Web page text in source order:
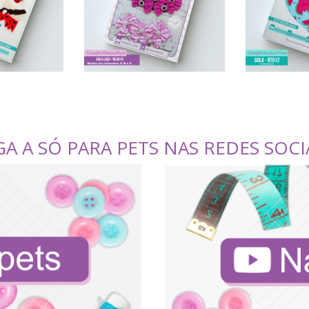
A SÓ PARA PETS NAS REDES